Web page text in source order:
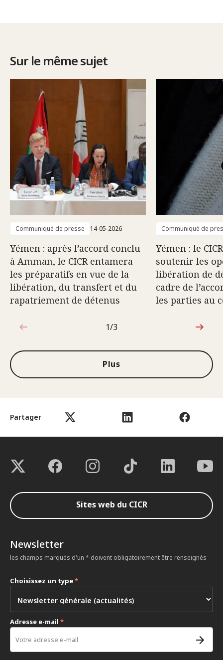
Partager
Sur le même sujet
Communiqué de presse 14-05-2026
Yémen : après l’accord conclu
à Amman, le CICR entamera
les préparatifs en vue de la
libération, du transfert et du
rapatriement de détenus
Communiqué de
Yémen : le
soutenir les
libération de
cadre de
les parties au
1sur3
1/3
Plus
Sites web du CICR
Newsletter
les champs marqués d'un * doivent obligatoirement être renseignés
Choisissez un type*
Adresse e-mail *